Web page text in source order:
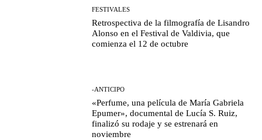
FESTIVALES
Retrospectiva de la filmografía de Lisandro
Alonso en el Festival de Valdivia, que
comienza el 12 de octubre
-ANTICIPO
«Perfume, una película de María Gabriela
Epumer», documental de Lucía S. Ruiz,
finalizó su rodaje y se estrenará en
noviembre